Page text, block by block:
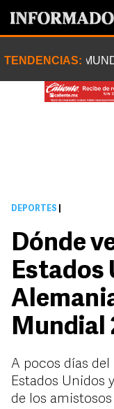
TENDENCIAS:
DEPORTES
Dónde
Estados
Mundial
A pocos días
Estados Unidos
de los